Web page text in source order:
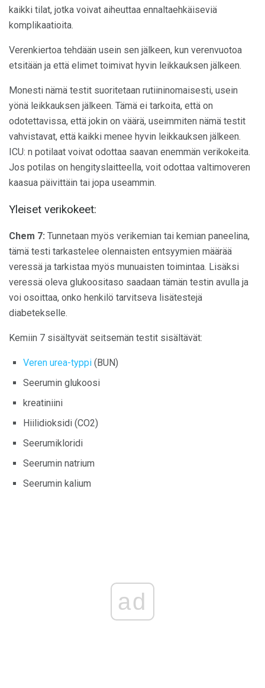
kaikki tilat, jotka voivat aiheuttaa ennaltaehkäiseviä
komplikaatioita.
Verenkiertoa tehdään usein sen jälkeen, kun verenvuotoa
etsitään ja että elimet toimivat hyvin leikkauksen jälkeen.
Monesti nämä testit suoritetaan rutiininomaisesti, usein
yönä leikkauksen jälkeen. Tämä ei tarkoita, että on
odotettavissa, että jokin on väärä, useimmiten nämä testit
vahvistavat, että kaikki menee hyvin leikkauksen jälkeen.
ICU: n potilaat voivat odottaa saavan enemmän verikokeita.
Jos potilas on hengityslaitteella, voit odottaa valtimoveren
kaasua päivittäin tai jopa useammin.
Yleiset verikokeet:
Chem 7: Tunnetaan myös verikemian tai kemian paneelina,
tämä testi tarkastelee olennaisten entsyymien määrää
veressä ja tarkistaa myös munuaisten toimintaa. Lisäksi
veressä oleva glukoositaso saadaan tämän testin avulla ja
voi osoittaa, onko henkilö tarvitseva lisätestejä
diabetekselle.
Kemiin 7 sisältyvät seitsemän testit sisältävät:
Veren urea-typpi (BUN)
Seerumin glukoosi
kreatiniini
Hiilidioksidi (CO2)
Seerumikloridi
Seerumin natrium
Seerumin kalium
ad